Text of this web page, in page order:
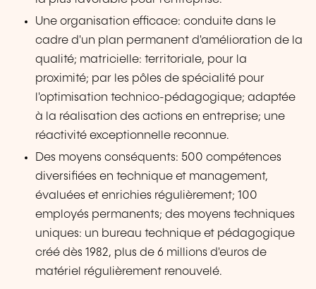
Une organisation efficace: conduite dans le
cadre d'un plan permanent d'amélioration de la
qualité; matricielle: territoriale, pour la
proximité; par les pôles de spécialité pour
l'optimisation technico-pédagogique; adaptée
à la réalisation des actions en entreprise; une
réactivité exceptionnelle reconnue.
Des moyens conséquents: 500 compétences
diversifiées en technique et management,
évaluées et enrichies régulièrement; 100
employés permanents; des moyens techniques
uniques: un bureau technique et pédagogique
créé dès 1982, plus de 6 millions d'euros de
matériel régulièrement renouvelé.